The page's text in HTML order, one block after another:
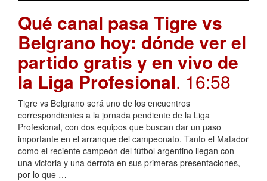
Qué canal pasa Tigre vs
Belgrano hoy: dónde ver el
partido gratis y en vivo de
la Liga Profesional. 16:58
Tigre vs Belgrano será uno de los encuentros
correspondientes a la jornada pendiente de la Liga
Profesional, con dos equipos que buscan dar un paso
importante en el arranque del campeonato. Tanto el Matador
como el reciente campeón del fútbol argentino llegan con
una victoria y una derrota en sus primeras presentaciones,
por lo que …